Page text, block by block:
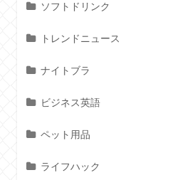
ソフトドリンク
トレンドニュース
ナイトブラ
ビジネス英語
ペット用品
ライフハック